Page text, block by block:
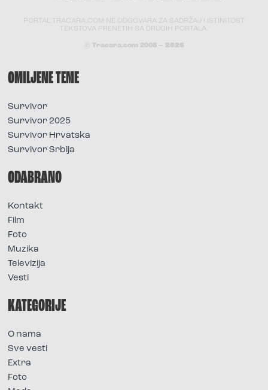
PORTAL TRACARA.COM NE ODGOVARA ZA SADRŽAJ I ISTINITOST
TEKSTOVA PRENETIH SA DRUGIH PORTALA.
© Tracara.com 2008 – 2026
OMILJENE TEME
Survivor
Survivor 2025
Survivor Hrvatska
Survivor Srbija
ODABRANO
Kontakt
Film
Foto
Muzika
Televizija
Vesti
KATEGORIJE
O nama
Sve vesti
Extra
Foto